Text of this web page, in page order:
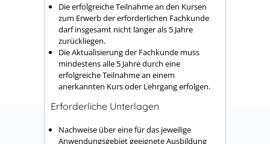
Die erfolgreiche Teilnahme an den Kursen
zum Erwerb der erforderlichen Fachkunde
darf insgesamt nicht länger als 5 Jahre
zurückliegen.
Die Aktualisierung der Fachkunde muss
mindestens alle 5 Jahre durch eine
erfolgreiche Teilnahme an einem
anerkannten Kurs oder Lehrgang erfolgen.
Erforderliche Unterlagen
Nachweise über eine für das jeweilige
Anwendungsgebiet geeignete Ausbildung